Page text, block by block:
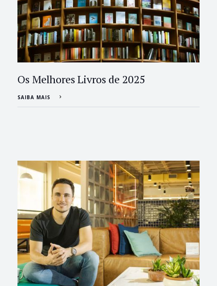
Os Melhores Livros de 2025
SAIBA MAIS